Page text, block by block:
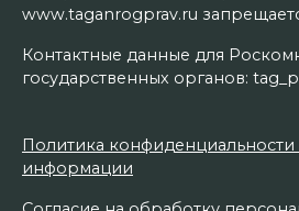
www.taganrogprav.ru
Контактные данные для
государственных органов:
Политика
информации